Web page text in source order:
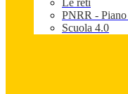
Le reti
PNRR -
Scuola 4.0